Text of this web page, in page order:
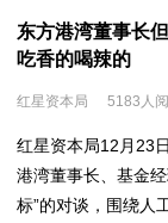
东方港湾董事长
吃香的喝辣的
红星资本局 5183人
红星资本局12月23
港湾董事长、基金
标”的对谈，围绕人